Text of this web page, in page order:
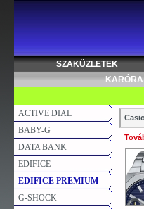
SZAKÜZLETEK
KARÓRA
ACTIVE DIAL
BABY-G
DATA BANK
EDIFICE
EDIFICE PREMIUM
G-SHOCK